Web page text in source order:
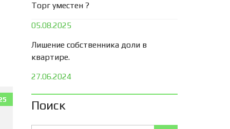
Торг уместен ?
05.08.2025
Лишение собственника доли в
квартире.
27.06.2024
Поиск